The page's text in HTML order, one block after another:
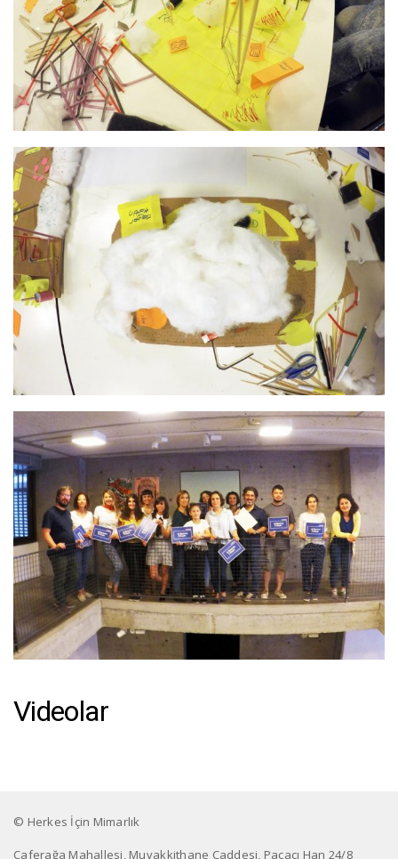
Videolar
© Herkes İçin Mimarlık
Caferağa Mahallesi, Muvakkithane Caddesi, Paçacı Han 24/8